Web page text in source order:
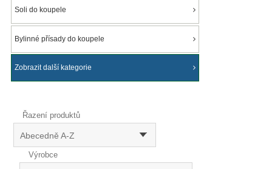
Soli do koupele
Bylinné přísady do koupele
Zobrazit další kategorie
Řazení produktů
Abecedně A-Z
Výrobce